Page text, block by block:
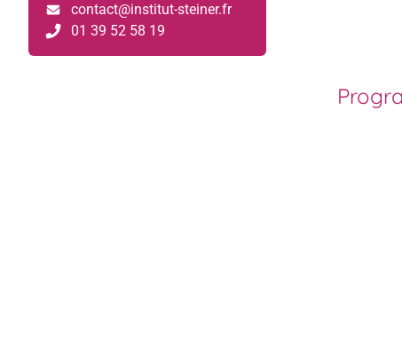
contact@institut-steiner.fr
01 39 52 58 19